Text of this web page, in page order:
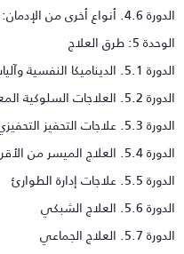
من الإدمان: إدمان التسوق ، إدمان التمرين ، إلخ.
5: طرق العلاج
النفسية وآليات الدفاع
العلاجات السلوكية المعرفية
علاجات التحفيز التحفيزي
العلاج الميسر من الأقران
علاجات إدارة الطوارئ
5.6. العلاج الشبكي
5.7. العلاج الجماعي